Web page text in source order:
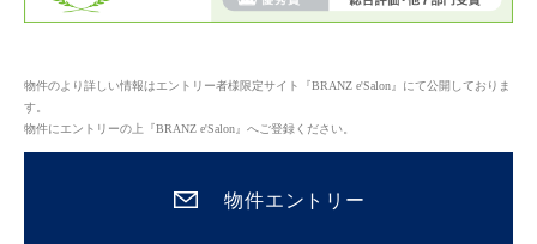
物件のより詳しい情報はエントリー者様限定サイト『BRANZ e'Salon』にて公開しておりま
す。
物件にエントリーの上『BRANZ e'Salon』へご登録ください。
物件エントリー